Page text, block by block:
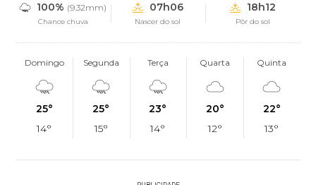
100% (9.32mm)
Chance chuva
07h06
Nascer do sol
18h12
Pôr do sol
Domingo
25°
14°
Segunda
25°
15°
Terça
23°
14°
Quarta
20°
12°
Quinta
22°
13°